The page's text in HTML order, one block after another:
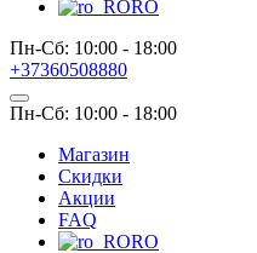
RO
Пн-Сб: 10:00 - 18:00
+37360508880
Пн-Сб: 10:00 - 18:00
Магазин
Скидки
Акции
FAQ
RO